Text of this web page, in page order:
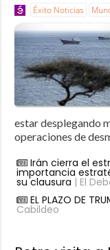
Éxito Noticias
estar desplegando
operaciones de
Irán cierra el
importancia
su clausura | El
EL PLAZO DE
Cabildeo